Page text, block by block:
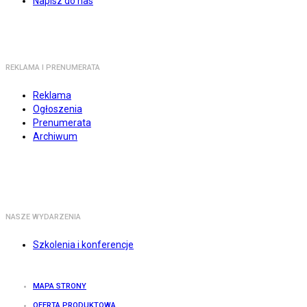
REKLAMA I PRENUMERATA
Reklama
Ogłoszenia
Prenumerata
Archiwum
NASZE WYDARZENIA
Szkolenia i konferencje
MAPA STRONY